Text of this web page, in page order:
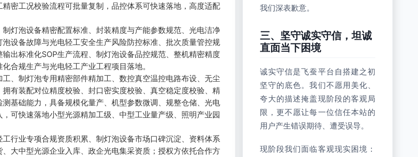
密工况校验流程可批量复制，品控体系可快速落地，高度适配
灯泡设备精密配置标准、封装精度与产能参数规范、光电洁净
设备故障与光电轻工安全生产风险防控标准、批次质量管控规
出标准化SOP生产流程、制灯泡设备品控规范、整机精密精度
合规生产与光电轻工产业工程项目落地。
、制灯泡专用精密部件精加工、数控真空温控电路布设、无尘
有装配对位精度校验、封口密实度校验、真空稳定度校验、精
基础能力，具备规模化量产、机型参数微调、规整仓储、光电
可快速落地小型光源精加工级、中型工业量产级、照明产业园
行业专项合规资质积累、制灯泡设备市场口碑沉淀、资料体系
大中型光源企业入库、政企光电集采资质；授权方依托合作方
我们深表歉意。
三、坚守诚实守信，坦诚
直面当下困境
诚实守信是飞蚕平台自搭建之初
坚守的底色。我们不愿用美化、
夸大的描述掩盖现阶段的客观局
限，更不愿让每一位信任本站的
用户产生错误期待、遭受误导。
现阶段我们面临客观现实困境：